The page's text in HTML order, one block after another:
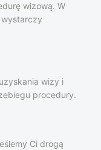
wizową. W
wizy i
procedury.
Ci drogą